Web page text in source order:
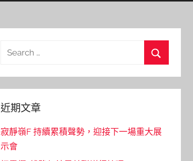
Search
近期文章
寂靜嶺F 持續累積聲勢，迎接下一場重大展
示會